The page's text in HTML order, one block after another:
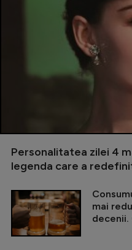
Personalitatea zilei 4
legenda care a
mai
decenii.